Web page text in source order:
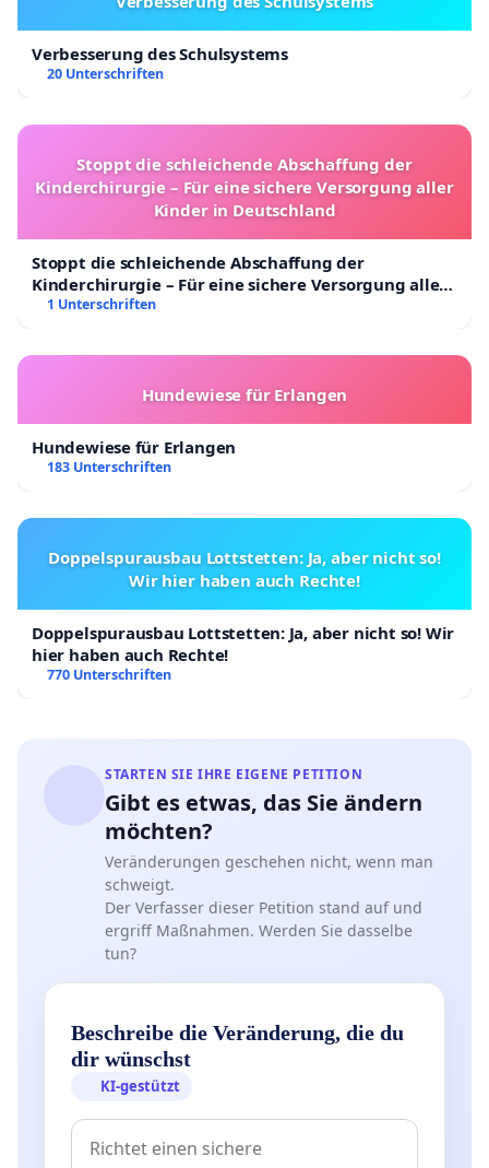
Verbesserung des Schulsystems
20 Unterschriften
Stoppt die schleichende Abschaffung der
Kinderchirurgie – Für eine sichere Versorgung aller
Kinder in Deutschland
Stoppt die schleichende Abschaffung der
Kinderchirurgie – Für eine sichere Versorgung aller
Kinder in Deutschland
1 Unterschriften
Hundewiese für Erlangen
Hundewiese für Erlangen
183 Unterschriften
Doppelspurausbau Lottstetten: Ja, aber nicht so!
Wir hier haben auch Rechte!
Doppelspurausbau Lottstetten: Ja, aber nicht so! Wir
hier haben auch Rechte!
770 Unterschriften
STARTEN SIE IHRE EIGENE PETITION
Gibt es etwas, das Sie ändern
möchten?
Veränderungen geschehen nicht, wenn man
schweigt.
Der Verfasser dieser Petition stand auf und
ergriff Maßnahmen. Werden Sie dasselbe
tun?
Beschreibe die Veränderung, die du
dir wünschst
KI-gestützt